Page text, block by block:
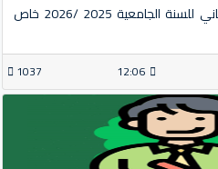
تحديث الجداول الزمنية للسداسي الثاني للسنة الجامعية 2025 /2026 خاص
12:06
1037